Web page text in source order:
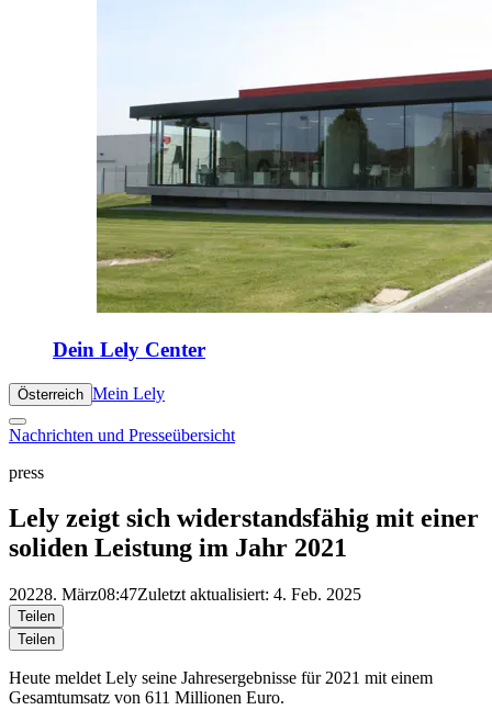
Dein Lely Center
Österreich Mein Lely
Nachrichten und Presseübersicht
press
Lely zeigt sich widerstandsfähig mit einer
soliden Leistung im Jahr 2021
20228. März08:47Zuletzt aktualisiert: 4. Feb. 2025
Teilen
Teilen
Heute meldet Lely seine Jahresergebnisse für 2021 mit einem
Gesamtumsatz von 611 Millionen Euro.